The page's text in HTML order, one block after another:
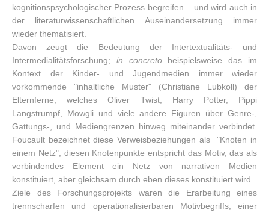
kognitionspsychologischer Prozess begreifen – und wird auch in
der literaturwissenschaftlichen Auseinandersetzung immer
wieder thematisiert.
Davon zeugt die Bedeutung der Intertextualitäts- und
Intermedialitätsforschung; in concretobeispielsweise das im
Kontext der Kinder- und Jugendmedien immer wieder
vorkommende "inhaltliche Muster" (Christiane Lubkoll) der
Elternferne, welches Oliver Twist, Harry Potter, Pippi
Langstrumpf, Mowgli und viele andere Figuren über Genre-,
Gattungs-, und Mediengrenzen hinweg miteinander verbindet.
Foucault bezeichnet diese Verweisbeziehungen als "Knoten in
einem Netz"; diesen Knotenpunkte entspricht das Motiv, das als
verbindendes Element ein Netz von narrativen Medien
konstituiert, aber gleichsam durch eben dieses konstituiert wird.
Ziele des Forschungsprojekts waren die Erarbeitung eines
trennscharfen und operationalisierbaren Motivbegriffs, einer